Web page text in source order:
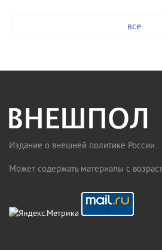
все
Издание о внешней политике России.
Может содержать материалы с